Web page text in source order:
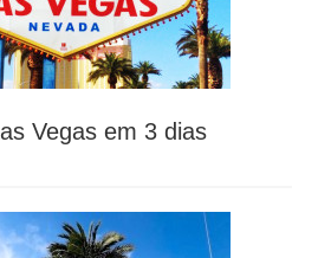
Vegas em 3 dias